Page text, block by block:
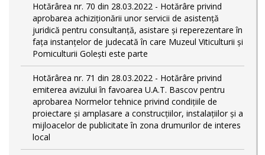
Hotărârea nr. 70 din 28.03.2022 - Hotărâre privind
aprobarea achiziționării unor servicii de asistență
juridică pentru consultanță, asistare și reperezentare în
fața instanțelor de judecată în care Muzeul Viticulturii și
Pomiculturii Golești este parte
Hotărârea nr. 71 din 28.03.2022 - Hotărâre privind
emiterea avizului în favoarea U.A.T. Bascov pentru
aprobarea Normelor tehnice privind condiţiile de
proiectare şi amplasare a construcţiilor, instalaţiilor şi a
mijloacelor de publicitate în zona drumurilor de interes
local